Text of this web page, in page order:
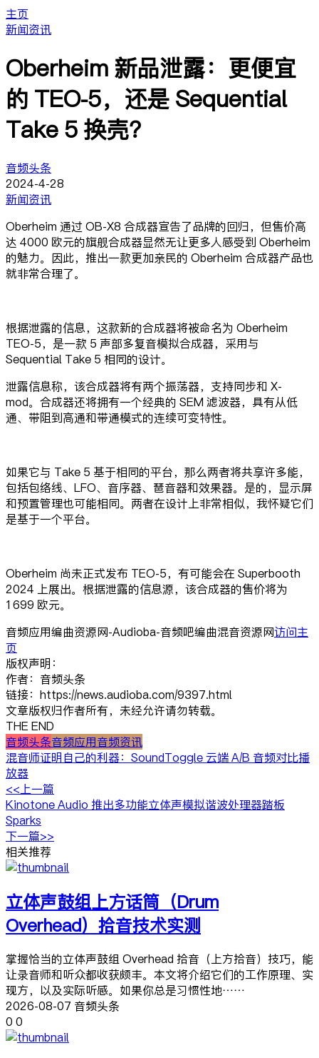
主页
新闻资讯
Oberheim 新品泄露：更便宜
的 TEO-5，还是 Sequential
Take 5 换壳？
音频头条
2024-4-28
新闻资讯
Oberheim 通过 OB-X8 合成器宣告了品牌的回归，但售价高
达 4000 欧元的旗舰合成器显然无让更多人感受到 Oberheim
的魅力。因此，推出一款更加亲民的 Oberheim 合成器产品也
就非常合理了。
根据泄露的信息，这款新的合成器将被命名为 Oberheim
TEO-5，是一款 5 声部多复音模拟合成器，采用与
Sequential Take 5 相同的设计。
泄露信息称，该合成器将有两个振荡器，支持同步和 X-
mod。合成器还将拥有一个经典的 SEM 滤波器，具有从低
通、带阻到高通和带通模式的连续可变特性。
如果它与 Take 5 基于相同的平台，那么两者将共享许多能，
包括包络线、LFO、音序器、琶音器和效果器。是的，显示屏
和预置管理也可能相同。两者在设计上非常相似，我怀疑它们
是基于一个平台。
Oberheim 尚未正式发布 TEO-5，有可能会在 Superbooth
2024 上展出。根据泄露的信息源，该合成器的售价将为
1699 欧元。
音频应用编曲资源网-Audioba-音频吧编曲混音资源网访问主
页
版权声明：
作者：音频头条
链接：https://news.audioba.com/9397.html
文章版权归作者所有，未经允许请勿转载。
THE END
音频头条音频应用音频资讯
混音师证明自己的利器：SoundToggle 云端 A/B 音频对比播
放器
<<上一篇
Kinotone Audio 推出多功能立体声模拟谐波处理器踏板
Sparks
下一篇>>
相关推荐
立体声鼓组上方话筒（Drum
Overhead）拾音技术实测
掌握恰当的立体声鼓组 Overhead 拾音（上方拾音）技巧，能
让录音师和听众都收获颇丰。本文将介绍它们的工作原理、实
现方，以及实际听感。如果你总是习惯性地……
2026-08-07 音频头条
0 0